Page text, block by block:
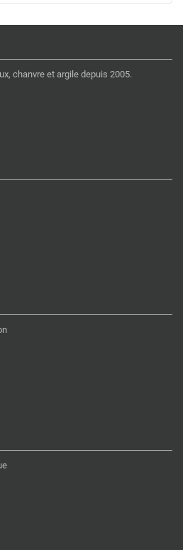
chanvre et argile depuis 2005.